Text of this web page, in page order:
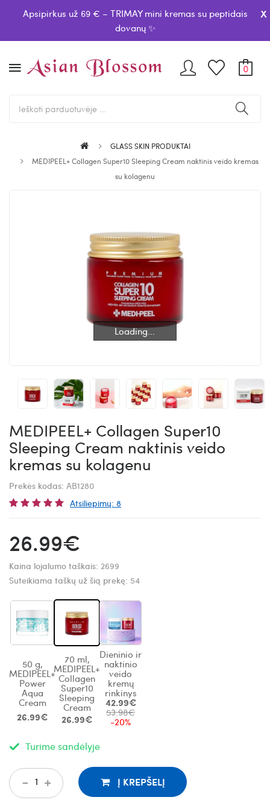
Apsipirkus už 69 € – TRIMAY mini kremas su peptidais
dovanų ✨
x
0
GLASS SKIN PRODUKTAI
MEDIPEEL+ Collagen Super10 Sleeping Cream naktinis veido kremas
su kolagenu
Loading...
Loading...
MEDIPEEL+ Collagen Super10
Sleeping Cream naktinis veido
kremas su kolagenu
Prekės kodas: AB1280
Atsiliepimų: 8
26.99€
Kaina lojalumo taškais: 2699
Suteikiama taškų už šią prekę: 54
50 g,
MEDIPEEL+
Power
Aqua
Cream
26.99€
70 ml,
MEDIPEEL+
Collagen
Super10
Sleeping
Cream
26.99€
Dieninio ir
naktinio
veido
kremų
rinkinys
42.99€
53.98€
-20%
Turime sandėlyje
+
- Į KREPŠELĮ